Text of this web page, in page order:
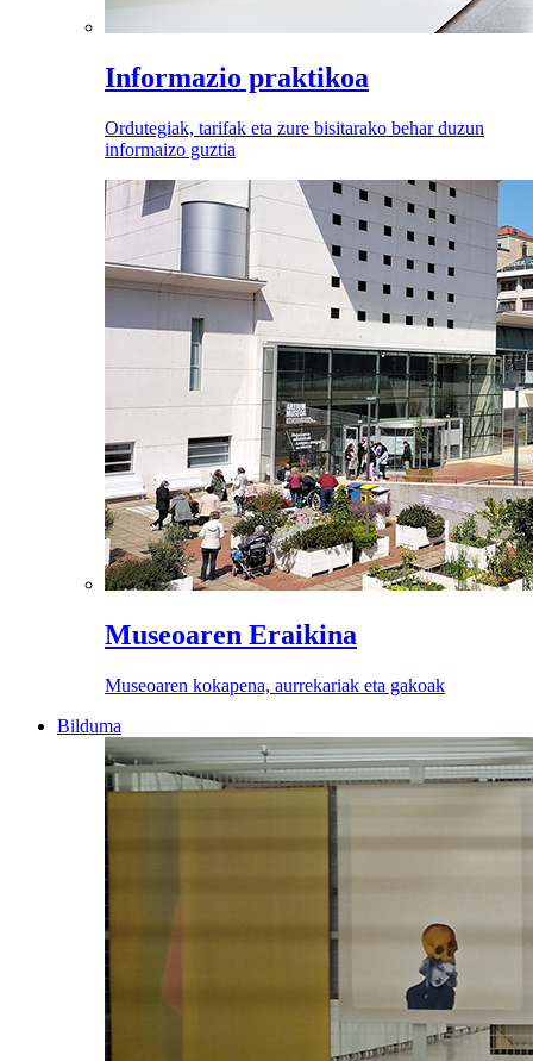
Informazio praktikoa
Ordutegiak, tarifak eta zure bisitarako behar duzun
informaizo guztia
Museoaren Eraikina
Museoaren kokapena, aurrekariak eta gakoak
Bilduma